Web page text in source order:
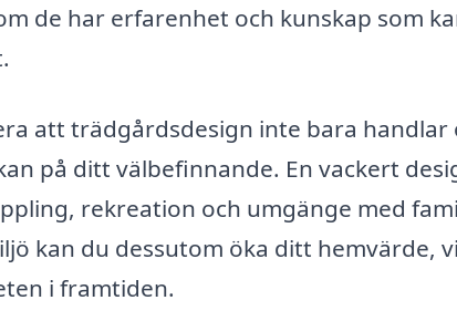
de har erfarenhet och kunskap som
att trädgårdsdesign inte bara handlar
på ditt välbefinnande. En vackert
rekreation och umgänge med
kan du dessutom öka ditt hemvärde,
i framtiden.